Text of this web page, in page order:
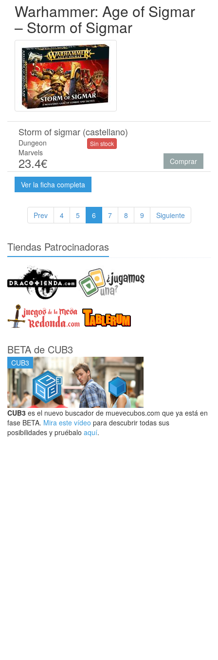
Warhammer: Age of Sigmar
– Storm of Sigmar
Storm of sigmar (castellano)
Dungeon
Marvels
23.4€
Sin stock
Comprar
Ver la ficha completa
Prev 4 5 6 7 8 9 Siguiente
Tiendas Patrocinadoras
BETA de CUB3
CUB3
CUB3 es el nuevo buscador de muevecubos.com que ya está en
fase BETA. Mira este vídeo para descubrir todas sus
posibilidades y pruébalo aquí.